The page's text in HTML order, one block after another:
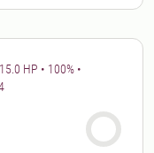
t. ex. vid
HP • 100% •